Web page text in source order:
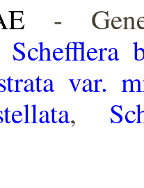
-
Schefflera
var.
,